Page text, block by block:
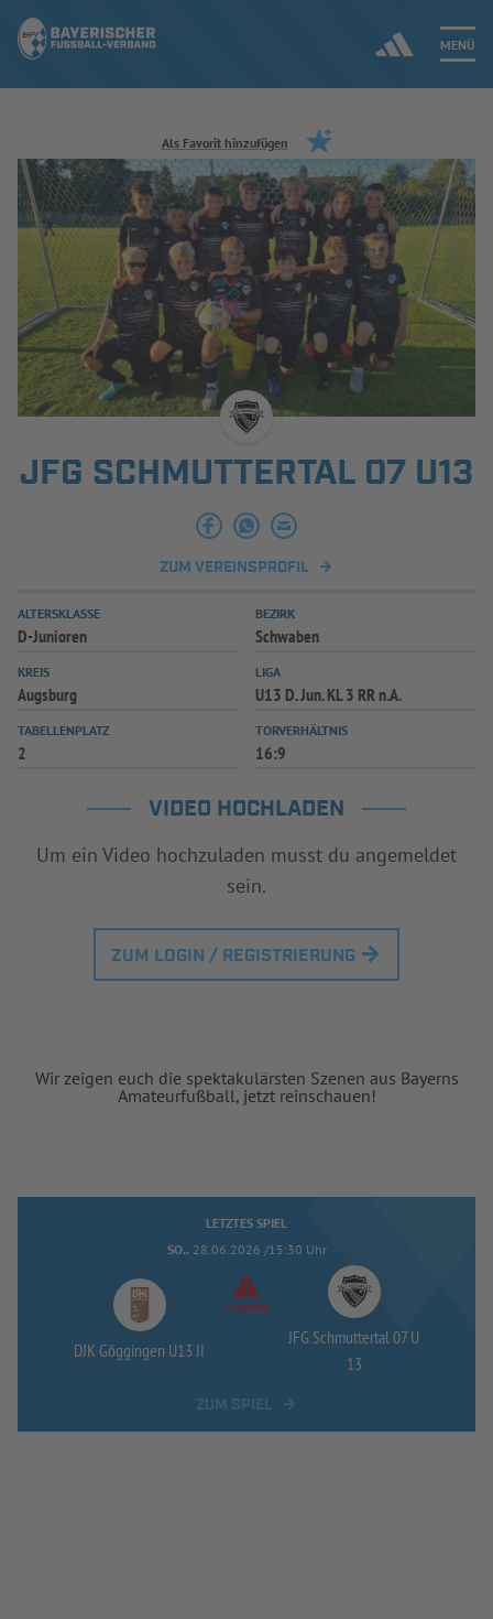
MENÜ
Jetzt einloggen
ERGEBNISSE & WETTBEWERBE
NEUIGKEITEN
SPIELBETRIEB & VERBANDSLEBEN
AUSBILDUNG & FÖRDERUNG
INFOTHEK SPIELPLUS
Als Favorit hinzufügen
JFG SCHMUTTERTAL 07 U13
ZUM VEREINSPROFIL
ALTERSKLASSE
D-Junioren
BEZIRK
Schwaben
KREIS
Augsburg
LIGA
U13 D. Jun. KL 3 RR n.A.
TABELLENPLATZ
2
TORVERHÄLTNIS
16:9
VIDEO HOCHLADEN
Um ein Video hochzuladen musst du angemeldet
sein.
ZUM LOGIN / REGISTRIERUNG
Wir zeigen euch die spektakulärsten Szenen aus Bayerns
Amateurfußball, jetzt reinschauen!
LETZTES SPIEL
SO.. 28.06.2026 /15:30 Uhr
DJK Göggingen U13 II
Abgesetzt
JFG Schmuttertal 07 U
13